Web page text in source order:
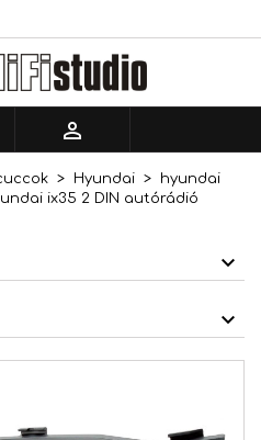

Hyundai
hyundai
ix35 2 DIN autórádió
×
×
×
Mégsem Bejelentkezés